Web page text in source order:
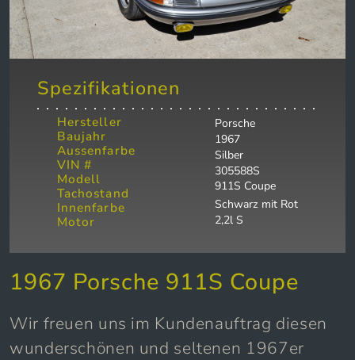
Spezifikationen
Hersteller
Baujahr
Aussenfarbe
VIN #
Modell
Tachostand
Innenfarbe
Motor
Porsche
1967
Silber
305588S
911S Coupe
Schwarz mit Rot
2,2l S
1967 Porsche 911S Coupe
Wir freuen uns im Kundenauftrag diesen
wunderschönen und seltenen 1967er